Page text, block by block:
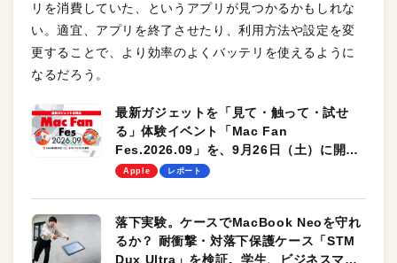
リを消費していた、というアプリが見つかるかもしれな
い。適宜、アプリを終了させたり、利用方法や設定を変
更することで、より効率のよくバッテリを使えるように
なるだろう。
最新ガジェットを「見て・触って・試せ
る」体験イベント「Mac Fan
Fes.2026.09」を、9月26日（土）に開催
します！
Apple レポート
落下実験。ケースでMacBook Neoを守れ
るか？ 耐衝撃・対落下保護ケース「STM
Dux Ultra」を検証。学生、ビジネスマン